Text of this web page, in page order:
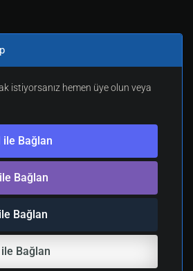
istiyorsanız hemen üye olun veya
ile Bağlan
Bağlan
Bağlan
Bağlan